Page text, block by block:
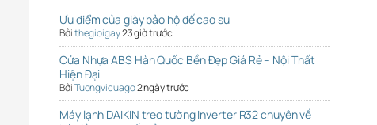
Ưu điểm của giày bảo hộ đế cao su
Bởithegioigay23 giờ trước
Cửa Nhựa ABS Hàn Quốc Bền Đẹp Giá Rẻ – Nội Thất
Hiện Đại
BởiTuongvicuago2 ngày trước
Máy lạnh DAIKIN treo tường Inverter R32 chuyên về